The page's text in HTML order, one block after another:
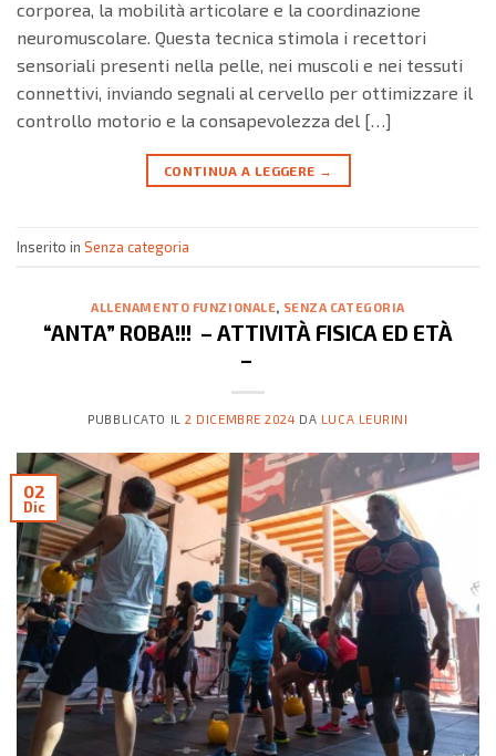
corporea, la mobilità articolare e la coordinazione
neuromuscolare. Questa tecnica stimola i recettori
sensoriali presenti nella pelle, nei muscoli e nei tessuti
connettivi, inviando segnali al cervello per ottimizzare il
controllo motorio e la consapevolezza del […]
CONTINUA A LEGGERE →
Inserito in Senza categoria
ALLENAMENTO FUNZIONALE, SENZA CATEGORIA
“ANTA” ROBA!!! – ATTIVITÀ FISICA ED ETÀ
–
PUBBLICATO IL2 DICEMBRE 2024 DA LUCA LEURINI
02
Dic